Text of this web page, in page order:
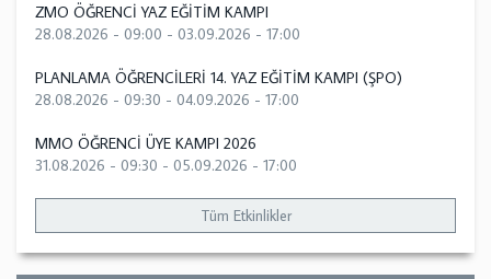
ZMO ÖĞRENCİ YAZ EĞİTİM KAMPI
28.08.2026 - 09:00 - 03.09.2026 - 17:00
PLANLAMA ÖĞRENCİLERİ 14. YAZ EĞİTİM KAMPI (ŞPO)
28.08.2026 - 09:30 - 04.09.2026 - 17:00
MMO ÖĞRENCİ ÜYE KAMPI 2026
31.08.2026 - 09:30 - 05.09.2026 - 17:00
Tüm Etkinlikler